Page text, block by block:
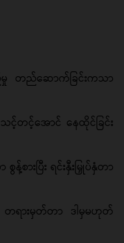
မှု တည်ဆောက်ခြင်းကသာ
င့်အောင် နေထိုင်ခြင်း
စားပြီး ရင်းနှီးမြှုပ်နှံတာ
တရားမှတ်တာ ဒါမှမဟုတ်